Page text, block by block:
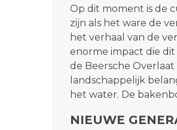
Op dit moment is de
zijn als het ware de
het verhaal van de
enorme impact die
de Beersche
landschappelijk
het water. De
NIEUWE